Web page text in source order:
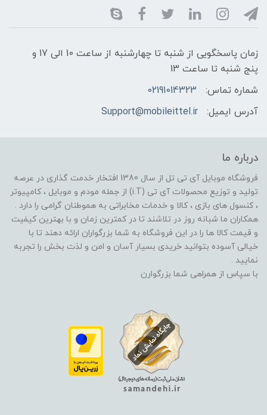
زمان پاسخگویی از شنبه تا چهارشنبه از ساعت 10 الی 17 و
پنج شنبه تا ساعت 13
شماره تماس:
02191014323
آدرس ایمیل:
Support@mobileittel.ir
درباره ما
فروشگاه موبایل آی تی تل از سال 1380 افتخار خدمت گذاری در عرصه
تولید و توزیع محصولات آی تی (i.T) از جمله مودم و موبایل ، کامپیوتر
، کنسول های بازی ، کالا و خدمات مخابراتی به هموطنان گرامی را دارد .
همکاران ما شبانه روز در تلاشند تا در کمترین زمان و با بهترین کیفیت
و قیمت کالا ها را در این فروشگاه به شما بزرگواران ارائه دهند تا با
خیالی آسوده بتوانید خریدی بسیار آسان و امن و لذت بخش را تجربه
نمایید .
با سپاس از همراهی شما بزرگوارن